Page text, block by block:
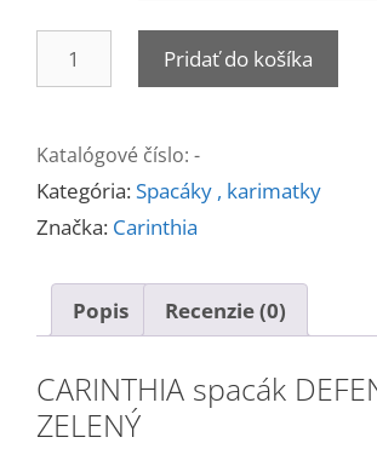
Spacák
ZELENÝ
Pridať do košíka
Katalógové číslo: -
Kategória:Spacáky , karimatky
Značka: Carinthia
Popis Recenzie (0)
CARINTHIA spacák
ZELENÝ